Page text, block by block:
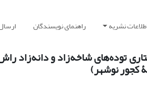
نشریه راهنمای نویسندگان
کجور نوشهر)